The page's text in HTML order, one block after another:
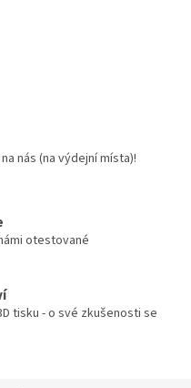
nás (na výdejní místa)!
otestované
tisku - o své zkušenosti se